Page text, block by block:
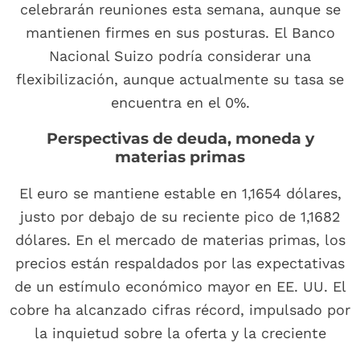
celebrarán reuniones esta semana, aunque se
mantienen firmes en sus posturas. El Banco
Nacional Suizo podría considerar una
flexibilización, aunque actualmente su tasa se
encuentra en el 0%.
Perspectivas de deuda, moneda y
materias primas
El euro se mantiene estable en 1,1654 dólares,
justo por debajo de su reciente pico de 1,1682
dólares. En el mercado de materias primas, los
precios están respaldados por las expectativas
de un estímulo económico mayor en EE. UU. El
cobre ha alcanzado cifras récord, impulsado por
la inquietud sobre la oferta y la creciente